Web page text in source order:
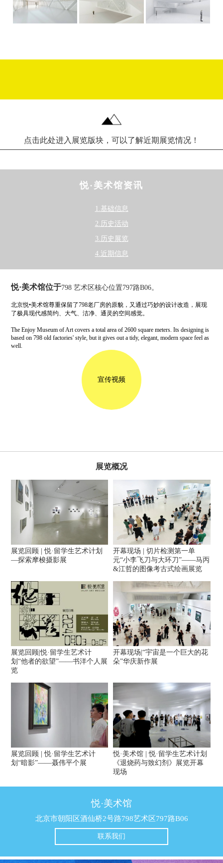
点击此处进入展览版块，可以了解近期展览情况！
悦·美术馆资讯
1.基础信息
2.历史活动
3.历史展览
4.近期信息
悦·美术馆位于798 艺术区核心位置797路B06。
北京悦•美术馆尊重保留了798老厂房的原貌，又通过巧妙的设计改造，展现
了极具现代感简约、大气、洁净、通灵的空间感觉。
The Enjoy Museum of Art covers a total area of 2600 square meters. Its designing is
based on 798 old factories' style, but it gives out a tidy, elegant, modern space feel as
well.
宣传视频
展览概况
展览回顾 | 悦·留学生艺术计划
—探索摩梭摄影展
开幕现场 | 切片检测第一单
元“小李飞刀与大环刀”——马丙
&江哲的图像考古式绘画展览
展览回顾|悦·留学生艺术计
划“他者的欲望”——书洋个人展
览
开幕现场|“宇宙是一个巨大的花
朵”华庆新作展
展览回顾 | 悦·留学生艺术计
划“暗影”——聂伟平个展
悦·美术馆 | 悦·留学生艺术计划
《退烧药与致幻剂》展览开幕
现场
悦·美术馆
北京市朝阳区酒仙桥2号路798艺术区797路B06
联系我们